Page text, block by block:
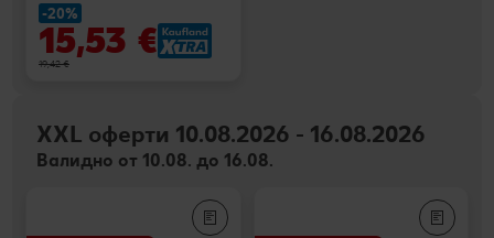
-20%
15,53 €
19,42 €
XXL оферти 10.08.2026 - 16.08.2026
Валидно от 10.08. до 16.08.